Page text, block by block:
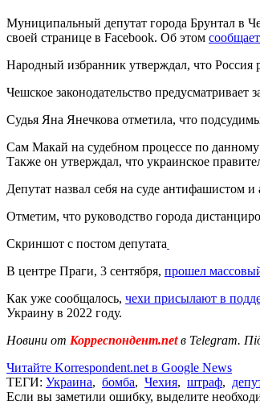
Муниципальный депутат города Брунтал в
своей странице в Facebook. Об этом сообщает
Народный избранник утверждал, что
Чешское законодательство
Судья Яна Янечкова отметила, что
Сам Макай на судебном процессе по
Также он утверждал, что украинское
Депутат назвал себя на суде антифашистом
Отметим, что руководство города
Скриншот с постом депутата
В центре Праги, 3 сентября, прошел
Как уже сообщалось, чехи присылают в
Украину в 2022 году.
Новини от Корреспондент.netв Telegram.
Читайте Korrespondent.net в Google News
ТЕГИ: Украина, бомба, Чехия, штраф,
Если вы заметили ошибку, выделите